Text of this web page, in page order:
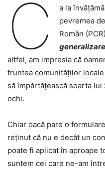
C
a la
pevremea
Român
altfel, am impresia că
fruntea comunităţilor
să împărtăţească soarta
ochi.
Chiar dacă pare o
reținut că nu e decât un
poate fi aplicat în aproape
suntem cei care ne-am